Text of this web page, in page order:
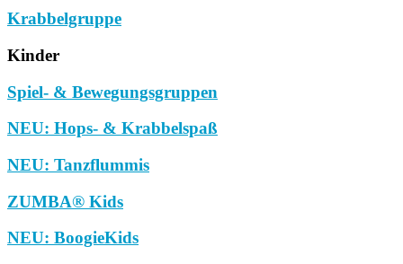
Krabbelgruppe
Kinder
Spiel- & Bewegungsgruppen
NEU: Hops- & Krabbelspaß
NEU: Tanzflummis
ZUMBA® Kids
NEU: BoogieKids